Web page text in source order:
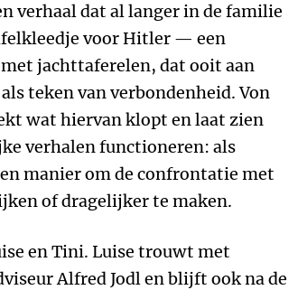
verhaal dat al langer in de familie
voor Hitler — een
jachttaferelen, dat ooit aan
teken van verbondenheid. Von
wat hiervan klopt en laat zien
verhalen functioneren: als
manier om de confrontatie met
of dragelijker te maken.
en Tini. Luise trouwt met
Alfred Jodl en blijft ook na de